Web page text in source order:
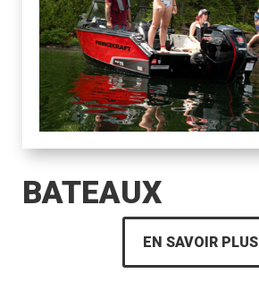
BATEAUX
EN SAVOIR PLUS